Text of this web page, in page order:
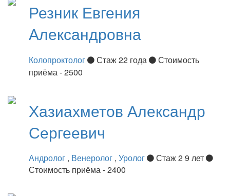
Резник Евгения
Александровна
Колопроктолог Стаж 22 года
Стоимость
приёма - 2500
Хазиахметов Александр
Сергеевич
Андролог , Венеролог , Уролог
Стаж 2 9 лет
Стоимость приёма - 2400